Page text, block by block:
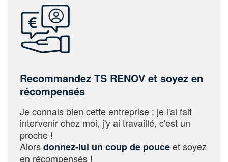
Recommandez TS RENOV et soyez en
récompensés
Je connais bien cette entreprise : je l'ai fait
intervenir chez moi, j'y ai travaillé, c'est un
proche !
Alorsdonnez-lui un coup de pouceet soyez
en récompensés !